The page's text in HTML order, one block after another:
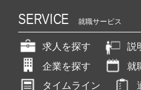
SERVICE 就職サービス
求人を探す
説
企業を探す
就
タイムライン